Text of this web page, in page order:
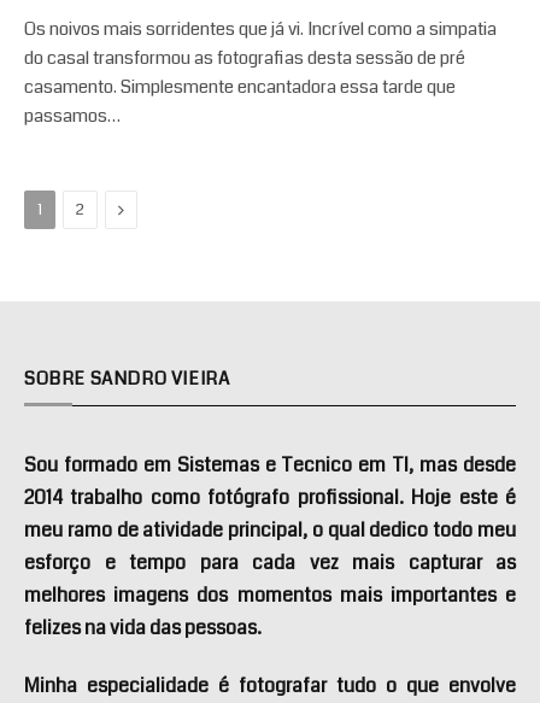
Os noivos mais sorridentes que já vi. Incrível como a simpatia
do casal transformou as fotografias desta sessão de pré
casamento. Simplesmente encantadora essa tarde que
passamos…
1 2 Next
SOBRE SANDRO VIEIRA
Sou formado em Sistemas e Tecnico em TI, mas desde
2014 trabalho como fotógrafo profissional. Hoje este é
meu ramo de atividade principal, o qual dedico todo meu
esforço e tempo para cada vez mais capturar as
melhores imagens dos momentos mais importantes e
felizes na vida das pessoas.
Minha especialidade é fotografar tudo o que envolve